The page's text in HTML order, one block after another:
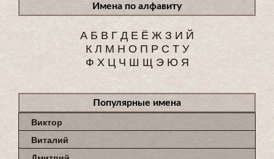
Имена по алфавиту
А Б В ГД Е ЁЖ З И Й
К Л М Н О П Р С Т У
Ф Х Ц Ч Ш Щ Э Ю Я
Популярные имена
Виктор
Виталий